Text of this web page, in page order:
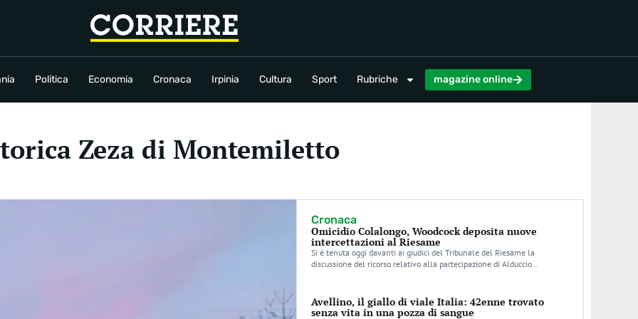
Politica Economia Cronaca Irpinia Cultura Sport Rubriche magazine online
Cronaca Irpinia Sport Rubriche
Zeza di Montemiletto
Cronaca
Omicidio Colalongo, Woodcock deposita nuove
intercettazioni al Riesame
Si è tenuta oggi davanti ai giudici del Tribunale del Riesame la
discussione del ricorso relativo alla partecipazione di Alduccio…
Avellino, il giallo di viale Italia: 42enne trovato
senza vita in una pozza di sangue